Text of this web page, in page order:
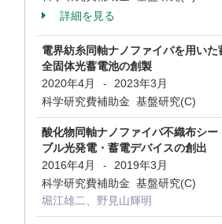
詳細を見る
電界紡糸同軸ナノファイバを用いた
全固体光蓄電池の創製
2020年4月
-
2023年3月
科学研究費補助金 基盤研究(C)
酸化物同軸ナノファイバ不織布シー
ブル光発電・蓄電デバイスの創出
2016年4月
-
2019年3月
科学研究費補助金 基盤研究(C)
堀江雄二、野見山輝明